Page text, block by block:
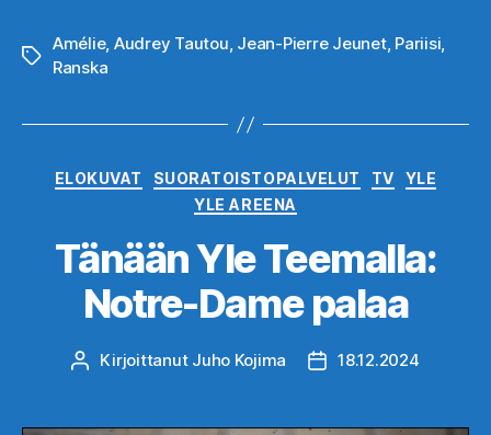
Avainsanat
Amélie, Audrey Tautou, Jean-Pierre Jeunet, Pariisi,
Ranska
Kategoriat
ELOKUVAT SUORATOISTOPALVELUT TV
YLE
YLE AREENA
Tänään Yle Teemalla:
Notre-Dame palaa
Kirjoittaja
Kirjoittanut Juho Kojima Julkaisupäivämäärä
18.12.2024